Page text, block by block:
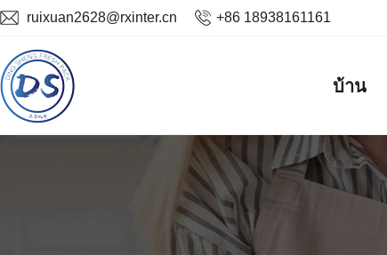
ruixuan2628@rxinter.cn +86 18938161161
บ้าน